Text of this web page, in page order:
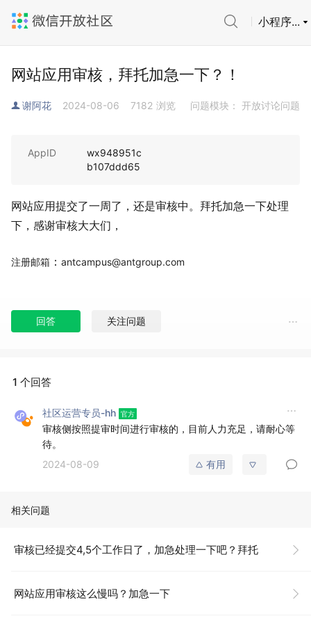
小程序...
网站应用审核，拜托加急一下？！
谢阿花 2024-08-06 7182 浏览 问题模块： 开放讨论问题
AppID
wx948951c
b107ddd65
网站应用提交了一周了，还是审核中。拜托加急一下处理
下，感谢审核大大们，
注册邮箱 ： antcampus@antgroup.com
回答 关注问题
1 个回答
社区运营专员-hh
审核侧按照提审时间进行审核的，目前人力充足，请耐心等
待。
2024-08-09
有用
相关问题
审核已经提交4,5个工作日了，加急处理一下吧？拜托
网站应用审核这么慢吗？加急一下